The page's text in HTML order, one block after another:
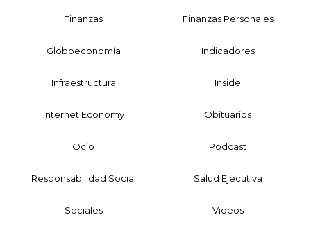
Finanzas Finanzas Personales
Globoeconomía Indicadores
Infraestructura Inside
Internet Economy Obituarios
Ocio Podcast
Responsabilidad Social Salud Ejecutiva
Sociales Videos